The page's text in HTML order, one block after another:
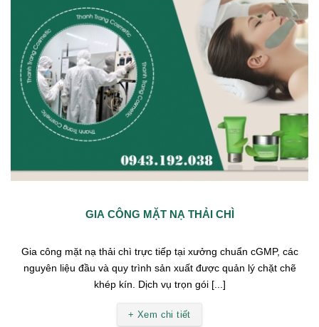
GIA CÔNG MẶT NẠ THẢI CHÌ
Gia công mặt nạ thải chì trực tiếp tại xưởng chuẩn cGMP, các
nguyên liệu đầu và quy trình sản xuất được quản lý chặt chẽ
khép kín. Dịch vụ trọn gói [...]
+ Xem chi tiết